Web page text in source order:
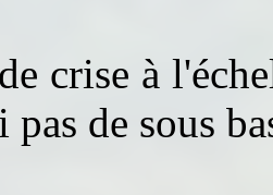
crise à
de sous